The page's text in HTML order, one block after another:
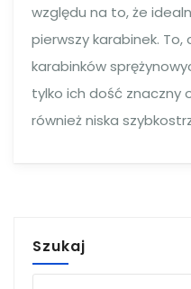
względu na to, że
pierwszy karabinek.
karabinków
tylko ich dość znaczny
również niska
Szukaj